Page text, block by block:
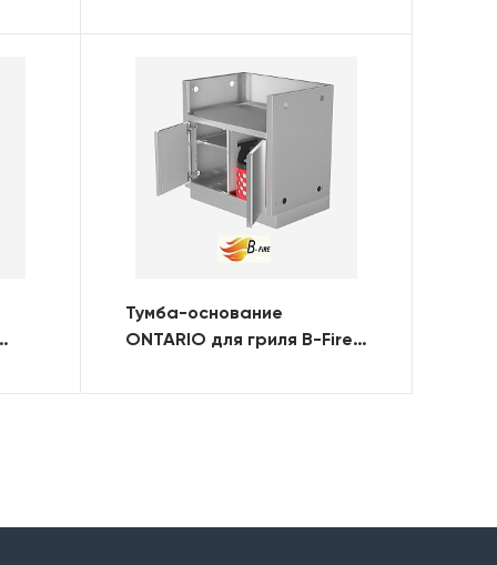
Тумба-основание
ONTARIO для гриля B-Fire